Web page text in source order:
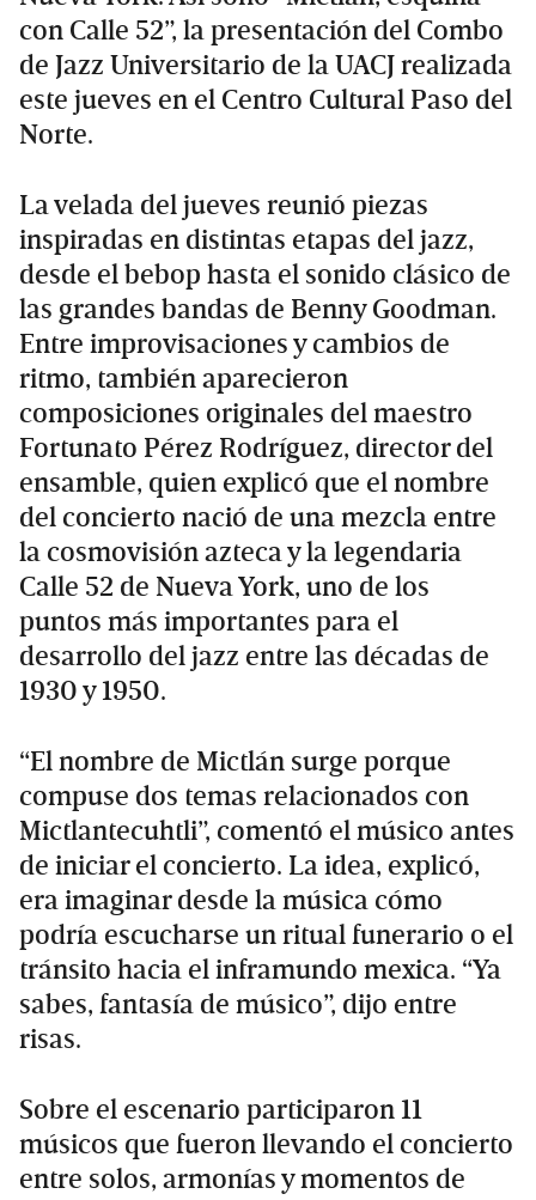
con Calle 52”, la presentación del Combo
de Jazz Universitario de la UACJ realizada
este jueves en el Centro Cultural Paso del
Norte.
La velada del jueves reunió piezas
inspiradas en distintas etapas del jazz,
desde el bebop hasta el sonido clásico de
las grandes bandas de Benny Goodman.
Entre improvisaciones y cambios de
ritmo, también aparecieron
composiciones originales del maestro
Fortunato Pérez Rodríguez, director del
ensamble, quien explicó que el nombre
del concierto nació de una mezcla entre
la cosmovisión azteca y la legendaria
Calle 52 de Nueva York, uno de los
puntos más importantes para el
desarrollo del jazz entre las décadas de
1930 y 1950.
“El nombre de Mictlán surge porque
compuse dos temas relacionados con
Mictlantecuhtli”, comentó el músico antes
de iniciar el concierto. La idea, explicó,
era imaginar desde la música cómo
podría escucharse un ritual funerario o el
tránsito hacia el inframundo mexica. “Ya
sabes, fantasía de músico”, dijo entre
risas.
Sobre el escenario participaron 11
músicos que fueron llevando el concierto
entre solos, armonías y momentos de